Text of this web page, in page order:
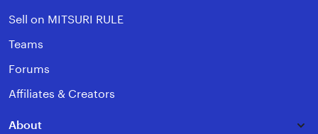
Sell on MITSURI RULE
Teams
Forums
Affiliates & Creators
About